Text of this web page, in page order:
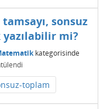
sonsuz
mi?
kategorisinde
toplam